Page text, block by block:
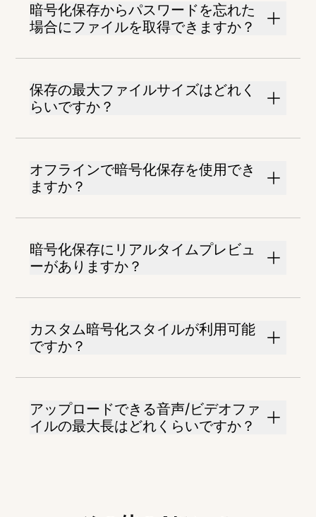
暗号化保存からパスワードを忘れた
場合にファイルを取得できますか？
保存の最大ファイルサイズはどれく
らいですか？
オフラインで暗号化保存を使用でき
ますか？
暗号化保存にリアルタイムプレビュ
ーがありますか？
カスタム暗号化スタイルが利用可能
ですか？
アップロードできる音声/ビデオファ
イルの最大長はどれくらいですか？